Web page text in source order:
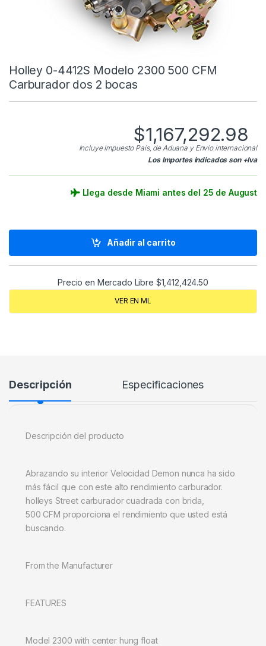
Holley 0-4412S Modelo 2300 500 CFM
Carburador dos 2 bocas
$1,167,292.98
Incluye Impuesto País, de Aduana y Envío internacional
Los Importes indicados son +Iva
Llega desde Miami antes del 25 de August
Añadir al carrito
Precio en Mercado Libre $1,412,424.50
VER EN ML
Descripción Especificaciones
Descripción del producto
Abrazando su interior Velocidad Demon nunca ha sido
más fácil que con este alto rendimiento carburador.
holleys Street carburador cuadrada con brida,
500 CFM proporciona el rendimiento que usted está
buscando.
From the Manufacturer
FEATURES
Model 2300 with center hung float